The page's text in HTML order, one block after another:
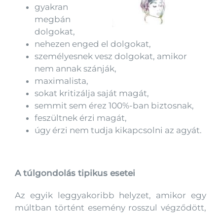
gyakran
megbán
dolgokat,
nehezen enged el dolgokat,
személyesnek vesz dolgokat, amikor
nem annak szánják,
maximalista,
sokat kritizálja saját magát,
semmit sem érez 100%-ban biztosnak,
feszültnek érzi magát,
úgy érzi nem tudja kikapcsolni az agyát.
A túlgondolás tipikus esetei
Az egyik leggyakoribb helyzet, amikor egy
múltban történt esemény rosszul végződött,